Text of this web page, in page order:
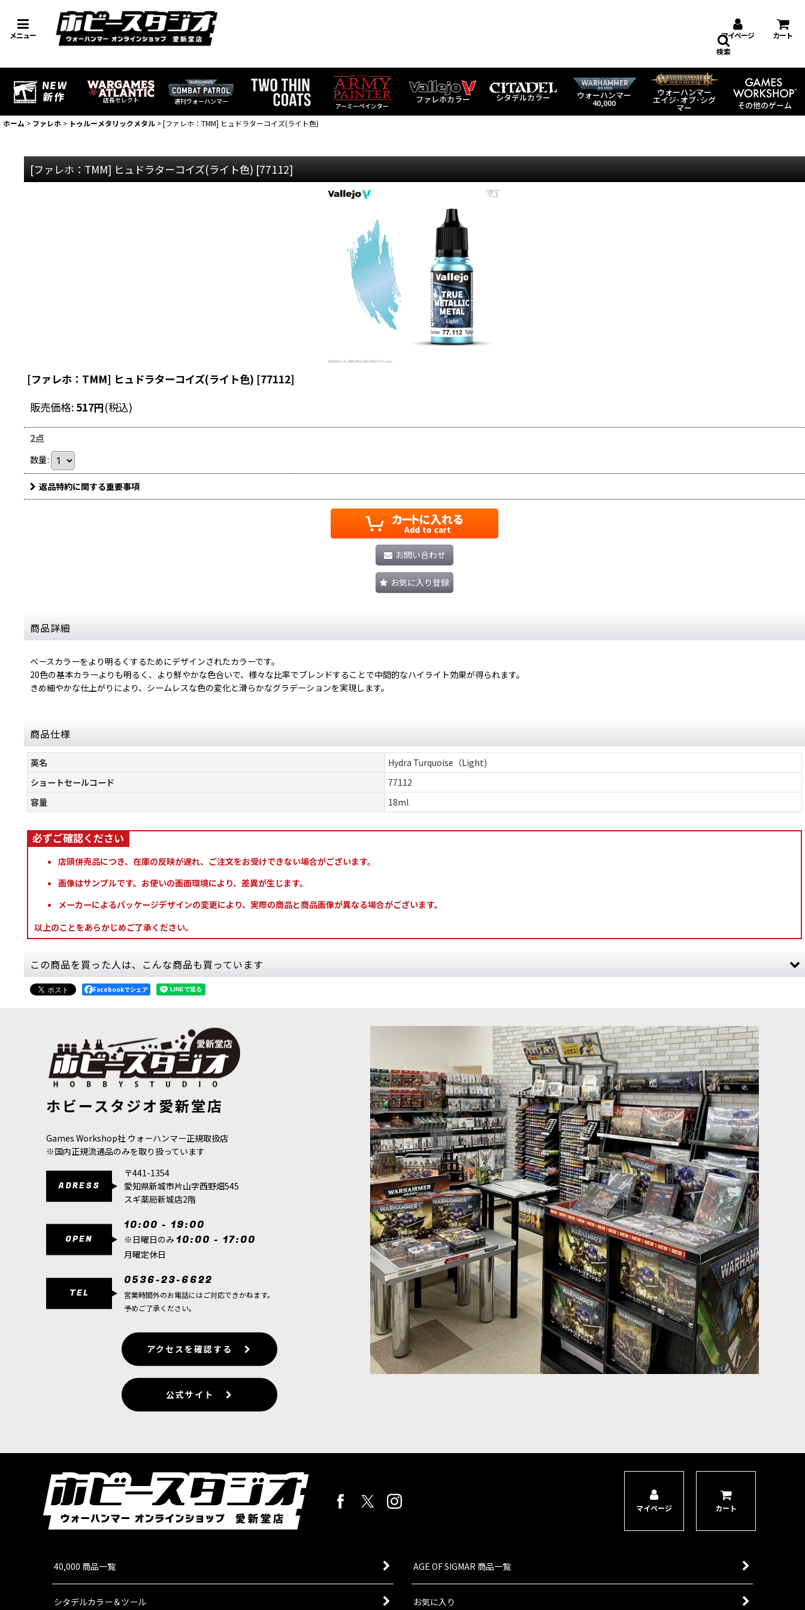
メニュー マイページ カート
店長セレクト 週刊ウォーハンマー
アーミーペインター
ファレホカラー シタデルカラー ウォーハンマー
40,000
ウォーハンマー
エイジ･オブ･シグ
マー その他のゲーム
検索
ホーム > ファレホ > トゥルーメタリックメタル >[ファレホ：TMM] ヒュドラターコイズ(ライト色)
[ファレホ：TMM] ヒュドラターコイズ(ライト色) [77112]
[ファレホ：TMM] ヒュドラターコイズ(ライト色) [77112]
販売価格: 517円(税込)
2点
数量:
返品特約に関する重要事項
お問い合わせ
お気に入り登録
商品詳細
ベースカラーをより明るくするためにデザインされたカラーです。
20色の基本カラーよりも明るく、より鮮やかな色合いで、様々な比率でブレンドすることで中間的なハイライト効果が得られます。
きめ細やかな仕上がりにより、シームレスな色の変化と滑らかなグラデーションを実現します。
商品仕様
英名
Hydra Turquoise（Light)
ショートセールコード
77112
容量
18ml
店頭併売品につき、在庫の反映が遅れ、ご注文をお受けできない場合がございます。
画像はサンプルです。お使いの画面環境により、差異が生じます。
メーカーによるパッケージデザインの変更により、実際の商品と商品画像が異なる場合がございます。
以上のことをあらかじめご了承ください。
この商品を買った人は、こんな商品も買っています
円(税込)
[ファレホ：TMM] ヒュドラターコイズ(ベース色)
[ファレホ：TMM] オブシディアンブラック(シェード色)
[77160]
517円(税込)
[ファレホ：TMM] ヒュドラターコイズ(シェード色)
[77152]
517円(税込)
Facebookでシェア
ホビースタジオ愛新堂店
Games Workshop社 ウォーハンマー正規取扱店
※国内正規流通品のみを取り扱っています
ADRESS
〒441-1354
愛知県新城市片山字西野畑545
スギ薬局新城店2階
OPEN
10:00 - 19:00
※日曜日のみ 10:00 - 17:00
月曜定休日
TEL
0536-23-6622
営業時間外のお電話にはご対応できかねます。
予めご了承ください。
アクセスを確認する
公式サイト
マイページ カート
40,000 商品一覧 AGE OF SIGMAR 商品一覧
シタデルカラー＆ツール お気に入り